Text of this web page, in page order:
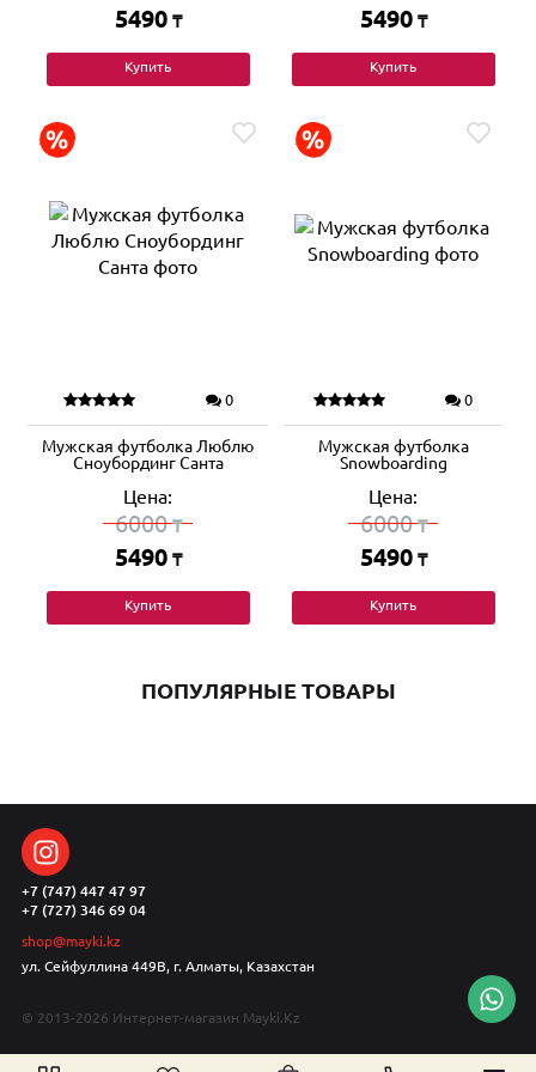
5490 ₸
Купить
5490 ₸
Купить
0
Мужская футболка Люблю
Сноубординг Санта
Цена:
6000₸
5490 ₸
Купить
0
Мужская футболка
Snowboarding
Цена:
6000₸
5490 ₸
Купить
ПОПУЛЯРНЫЕ ТОВАРЫ
+7 (747) 447 47 97
+7 (727) 346 69 04
shop@mayki.kz
ул. Сейфуллина 449В, г. Алматы, Казахстан
© 2013-2026 Интернет-магазин Mayki.Kz